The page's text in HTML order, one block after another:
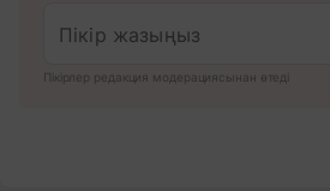
Пікірлер редакция модерациясынан өтеді